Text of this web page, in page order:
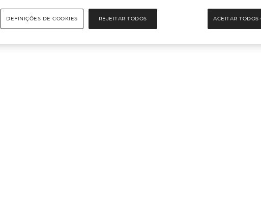
REJEITAR TODOS ACEITAR TODOS
DEFINIÇÕES DE COOKIES